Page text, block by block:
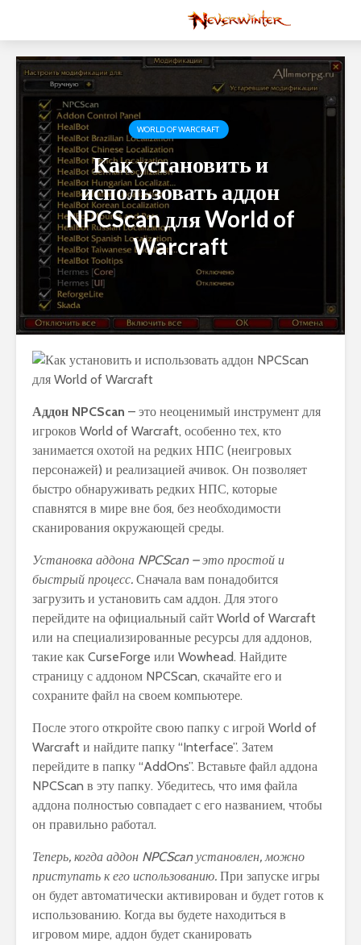
WORLD OF WARCRAFT
Как установить и
использовать аддон
NPCScan для World of
Warcraft
Аддон NPCScan – это неоценимый инструмент для
игроков World of Warcraft, особенно тех, кто
занимается охотой на редких НПС (неигровых
персонажей) и реализацией ачивок. Он позволяет
быстро обнаруживать редких НПС, которые
спавнятся в мире вне боя, без необходимости
сканирования окружающей среды.
Установка аддона NPCScan – это простой и
быстрый процесс. Сначала вам понадобится
загрузить и установить сам аддон. Для этого
перейдите на официальный сайт World of Warcraft
или на специализированные ресурсы для аддонов,
такие как CurseForge или Wowhead. Найдите
страницу с аддоном NPCScan, скачайте его и
сохраните файл на своем компьютере.
После этого откройте свою папку с игрой World of
Warcraft и найдите папку “Interface”. Затем
перейдите в папку “AddOns”. Вставьте файл аддона
NPCScan в эту папку. Убедитесь, что имя файла
аддона полностью совпадает с его названием, чтобы
он правильно работал.
Теперь, когда аддон NPCScan установлен, можно
приступать к его использованию. При запуске игры
он будет автоматически активирован и будет готов к
использованию. Когда вы будете находиться в
игровом мире, аддон будет сканировать